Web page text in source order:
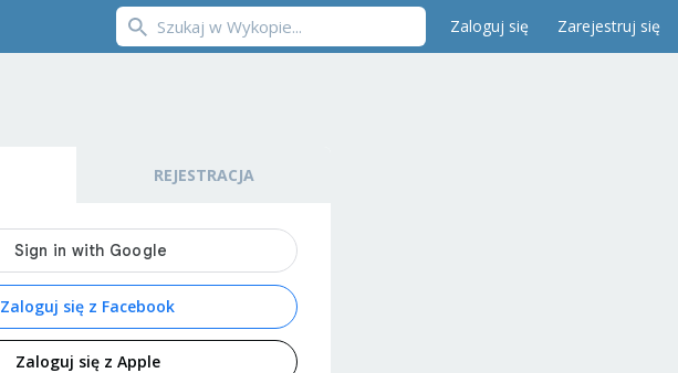
Zaloguj się Zarejestruj się
REJESTRACJA
Zaloguj się z Facebook
Zaloguj się z Apple